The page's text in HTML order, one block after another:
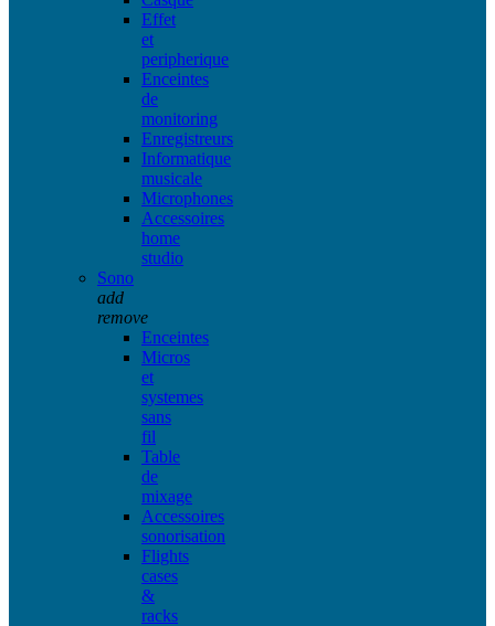
Effet
et
peripherique
Enceintes
de
monitoring
Enregistreurs
Informatique
musicale
Microphones
Accessoires
home
studio
Sono
add
remove
Enceintes
Micros
et
systemes
sans
fil
Table
de
mixage
Accessoires
sonorisation
Flights
cases
&
racks